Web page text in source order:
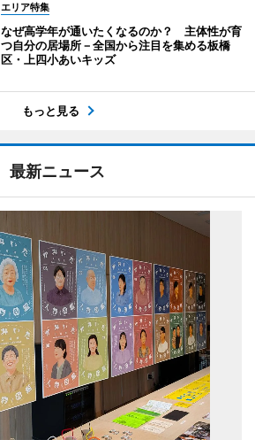
エリア特集
なぜ高学年が通いたくなるのか？ 主体性が育
つ自分の居場所－全国から注目を集める板橋
区・上四小あいキッズ
もっと見る
最新ニュース